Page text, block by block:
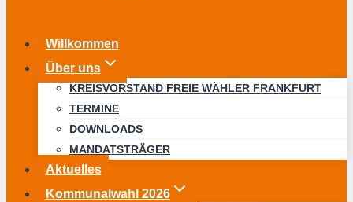
Willkommen
Über uns
KREISVORSTAND FREIE WÄHLER FRANKFURT
TERMINE
DOWNLOADS
MANDATSTRÄGER
Aktuelles
Kommunalwahl 2026